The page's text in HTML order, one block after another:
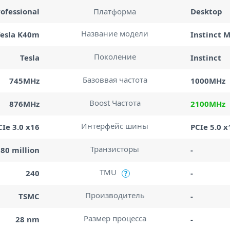
Платформа Desktop
K40m Название модели Instinct
Tesla Поколение Instinct
745MHz Базоввая частота 1000MHz
876MHz Boost Частота 2100MHz
3.0 x16 Интерфейс шины PCIe 5.0
million Транзисторы -
240 TMU ? -
TSMC Производитель -
28 nm Размер процесса -